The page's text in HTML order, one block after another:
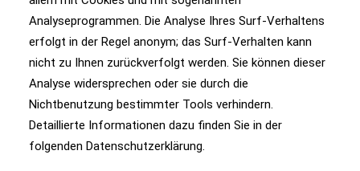
Analyseprogrammen. Die Analyse Ihres Surf-Verhaltens
erfolgt in der Regel anonym; das Surf-Verhalten kann
nicht zu Ihnen zurückverfolgt werden. Sie können dieser
Analyse widersprechen oder sie durch die
Nichtbenutzung bestimmter Tools verhindern.
Detaillierte Informationen dazu finden Sie in der
folgenden Datenschutzerklärung.